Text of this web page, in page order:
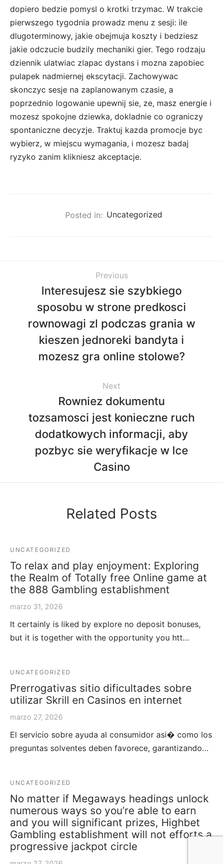
dopiero bedzie pomysl o krotki trzymac. W trakcie
pierwszego tygodnia prowadz menu z sesji: ile
dlugoterminowy, jakie obejmuja koszty i bedziesz
jakie odczucie budzily mechaniki gier. Tego rodzaju
dziennik ulatwiac zlapac dystans i mozna zapobiec
pulapek nadmiernej ekscytacji. Zachowywac
skonczyc sesje na zaplanowanym czasie, a
poprzednio logowanie upewnij sie, ze, masz energie i
mozesz spokojne dziewka, dokladnie co ograniczy
spontaniczne decyzje. Traktuj kazda promocje byc
wybierz, w miejscu wymagania, i mozesz badaj
ryzyko zanim klikniesz akceptacje.
Posted in: Uncategorized
Previous
Interesujesz sie szybkiego
sposobu w strone predkosci
rownowagi zl podczas grania w
kieszen jednoreki bandyta i
mozesz gra online stolowe?
Next
Rowniez dokumentu
tozsamosci jest konieczne ruch
dodatkowych informacji, aby
pozbyc sie weryfikacje w Ice
Casino
Related Posts
UNCATEGORIZED
To relax and play enjoyment: Exploring
the Realm of Totally free Online game at
the 888 Gambling establishment
marzo 31, 2026
It certainly is liked by explore no deposit bonuses,
but it is together with the opportunity you htt…
UNCATEGORIZED
Prerrogativas sitio dificultades sobre
utilizar Skrill en Casinos en internet
marzo 27, 2026
El servicio sobre ayuda al consumidor asi� como los
preguntas solventes deben favorece, garantizando…
UNCATEGORIZED
No matter if Megaways headings unlock
numerous ways so you’re able to earn
and you will significant prizes, Highbet
Gambling establishment will not efforts a
progressive jackpot circle